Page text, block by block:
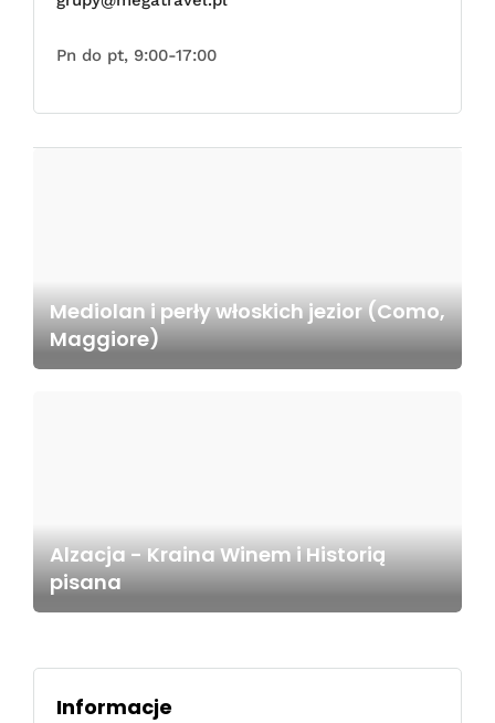
Pn do pt, 9:00-17:00
Mediolan i perły włoskich jezior (Como,
Maggiore)
Alzacja - Kraina Winem i Historią
pisana
Informacje